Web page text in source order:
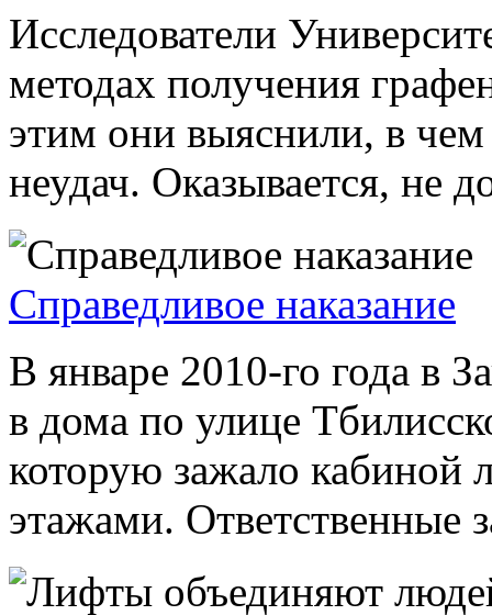
Исследователи
методах получения
этим они выяснили, в
неудач. Оказывается, не
Справедливое наказание
В январе 2010-го года в
в дома по улице
которую зажало
этажами. Ответственные